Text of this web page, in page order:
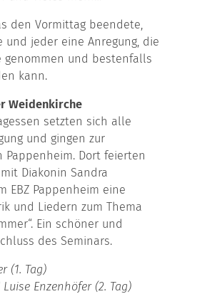
den Vormittag beendete,
jeder eine Anregung, die
genommen und bestenfalls
kann.
Weidenkirche
setzten sich alle
und gingen zur
Pappenheim. Dort feierten
Diakonin Sandra
EBZ Pappenheim eine
und Liedern zum Thema
Ein schöner und
des Seminars.
(1. Tag)
Enzenhöfer (2. Tag)